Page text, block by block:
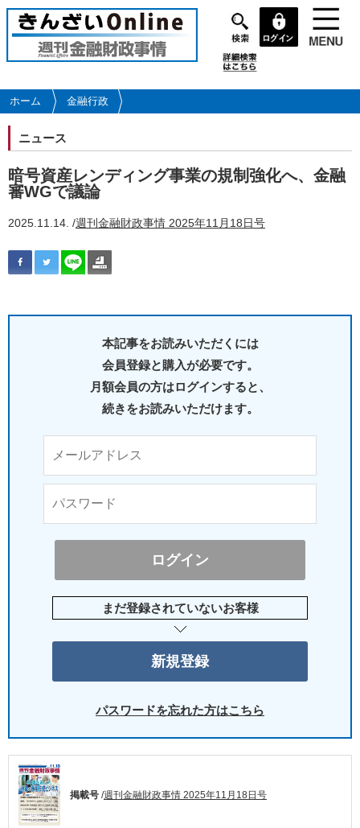
メ
イ
コ
ン
に
移
動
ホーム 金融行政
ニュース
暗号資産レンディング事業の規制強化へ、金融
審WGで議論
2025.11.14. /週刊金融財政事情 2025年11月18日号
本記事をお読みいただくには
会員登録と購入が必要です。
月額会員の方はログインすると、
続きをお読みいただけます。
まだ登録されていないお客様
パスワードを忘れた方はこちら
掲載号 /週刊金融財政事情 2025年11月18日号